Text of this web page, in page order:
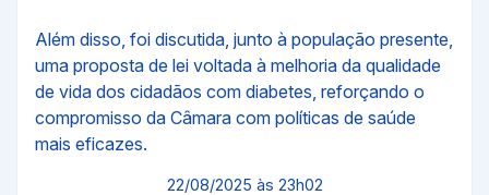
Além disso, foi discutida, junto à população presente,
uma proposta de lei voltada à melhoria da qualidade
de vida dos cidadãos com diabetes, reforçando o
compromisso da Câmara com políticas de saúde
mais eficazes.
22/08/2025 às 23h02